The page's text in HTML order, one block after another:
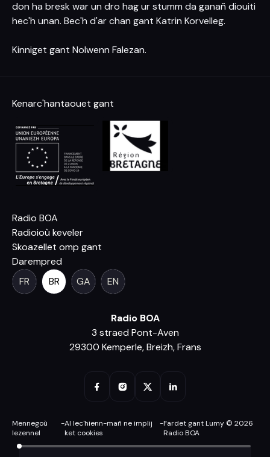
don ha bresk war un dro hag ur stumm da ganañ diouiti
hec'h unan. Bec'h d'ar chan gant Katrin Korvelleg.
Kinniget gant Nolwenn Falezan.
Kenarc'hantaouet gant
Radio BOA
Radioioù keveler
Skoazellet omp gant
Darempred
FR
BR GA EN
Radio BOA
3 straed Pont-Aven
29300 Kemperle, Breizh, Frans
Mennegoù
lezennel
-Al lec'hienn-mañ ne implij
ket cookies
-Fardet gant Lumy © 2026
Radio BOA